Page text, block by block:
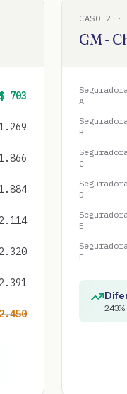
703
2.114
2.320
2.391
CASO 2 ·
GM -
A
B
C
D
E
F
243